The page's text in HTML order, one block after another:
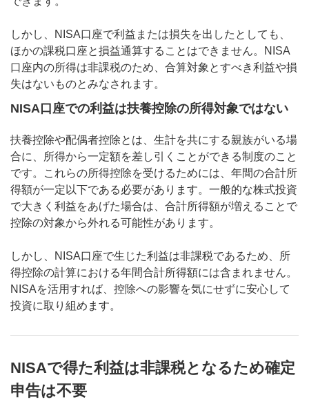
しかし、NISA口座で利益または損失を出したとしても、
ほかの課税口座と損益通算することはできません。NISA
口座内の所得は非課税のため、合算対象とすべき利益や損
失はないものとみなされます。
NISA口座での利益は扶養控除の所得対象ではない
扶養控除や配偶者控除とは、生計を共にする親族がいる場
合に、所得から一定額を差し引くことができる制度のこと
です。これらの所得控除を受けるためには、年間の合計所
得額が一定以下である必要があります。一般的な株式投資
で大きく利益をあげた場合は、合計所得額が増えることで
控除の対象から外れる可能性があります。
しかし、NISA口座で生じた利益は非課税であるため、所
得控除の計算における年間合計所得額には含まれません。
NISAを活用すれば、控除への影響を気にせずに安心して
投資に取り組めます。
NISAで得た利益は非課税となるため確定
申告は不要